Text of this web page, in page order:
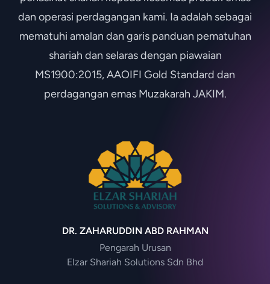
dan operasi perdagangan kami. Ia adalah sebagai
mematuhi amalan dan garis panduan pematuhan
shariah dan selaras dengan piawaian
MS1900:2015, AAOIFI Gold Standard dan
perdagangan emas Muzakarah JAKIM.
DR. ZAHARUDDIN ABD RAHMAN
Pengarah Urusan
Elzar Shariah Solutions Sdn Bhd